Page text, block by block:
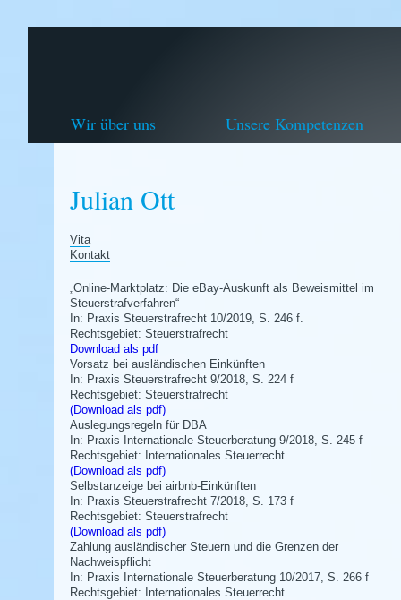
Wir über uns Unsere Kompetenzen
Julian Ott
Vita
Kontakt
„Online-Marktplatz: Die eBay-Auskunft als Beweismittel im
Steuerstrafverfahren“
In: Praxis Steuerstrafrecht 10/2019, S. 246 f.
Rechtsgebiet: Steuerstrafrecht
Download als pdf
Vorsatz bei ausländischen Einkünften
In: Praxis Steuerstrafrecht 9/2018, S. 224 f
Rechtsgebiet: Steuerstrafrecht
(Download als pdf)
Auslegungsregeln für DBA
In: Praxis Internationale Steuerberatung 9/2018, S. 245 f
Rechtsgebiet: Internationales Steuerrecht
(Download als pdf)
Selbstanzeige bei airbnb-Einkünften
In: Praxis Steuerstrafrecht 7/2018, S. 173 f
Rechtsgebiet: Steuerstrafrecht
(Download als pdf)
Zahlung ausländischer Steuern und die Grenzen der
Nachweispflicht
In: Praxis Internationale Steuerberatung 10/2017, S. 266 f
Rechtsgebiet: Internationales Steuerrecht